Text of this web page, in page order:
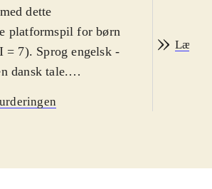
dette
platformspil for børn
= 7). Sprog engelsk -
dansk tale.
fra tidligere Sonic-
Læs